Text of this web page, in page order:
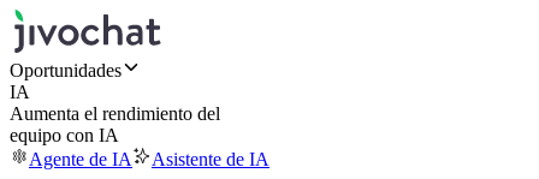
Oportunidades
IA
Aumenta el rendimiento del
equipo con IA
Agente de IA
Asistente de IA